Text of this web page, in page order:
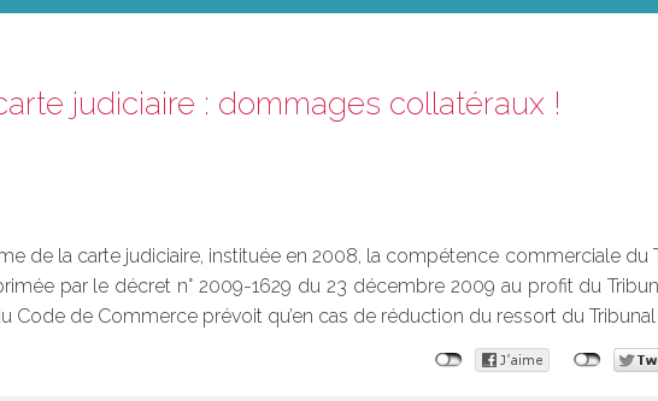
judiciaire : dommages collatéraux !
de la carte judiciaire, instituée en 2008, la compétence commerciale du
par le décret n° 2009-1629 du 23 décembre 2009 au profit du
Code de Commerce prévoit qu’en cas de réduction du ressort du Tribunal